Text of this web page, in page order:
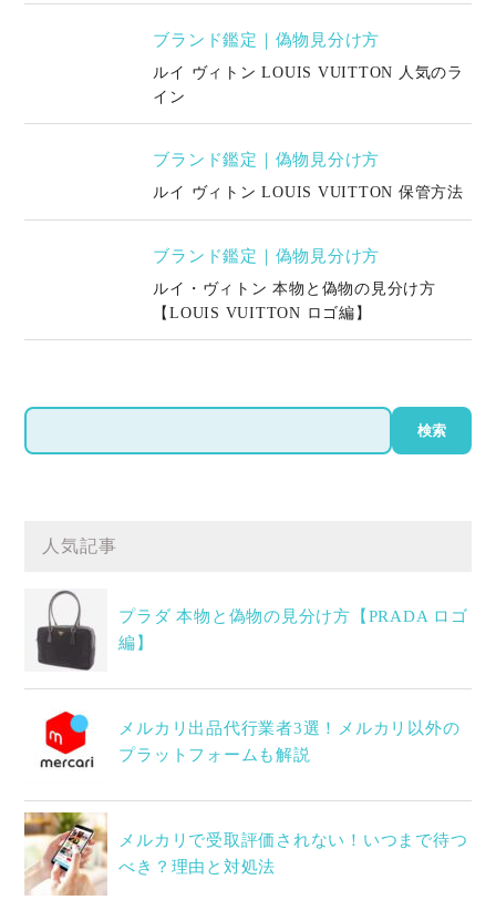
ブランド鑑定｜偽物見分け方
ルイ ヴィトン LOUIS VUITTON 人気のラ
イン
ブランド鑑定｜偽物見分け方
ルイ ヴィトン LOUIS VUITTON 保管方法
ブランド鑑定｜偽物見分け方
ルイ・ヴィトン 本物と偽物の見分け方
【LOUIS VUITTON ロゴ編】
検
索
検索
人気記事
プラダ 本物と偽物の見分け方【PRADA ロゴ
編】
メルカリ出品代行業者3選！メルカリ以外の
プラットフォームも解説
メルカリで受取評価されない！いつまで待つ
べき？理由と対処法